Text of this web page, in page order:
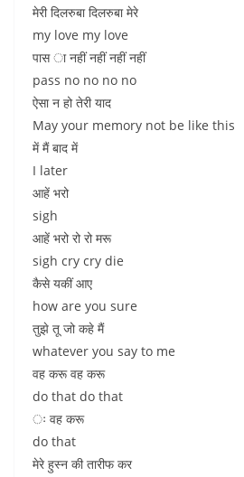
मेरी दिलरुबा दिलरुबा मेरे
my love my love
पास ा नहीं नहीं नहीं नहीं
pass no no no no
ऐसा न हो तेरी याद
May your memory not be like this
में मैं बाद में
I later
आहें भरो
sigh
आहें भरो रो रो मरू
sigh cry cry die
कैसे यकीं आए
how are you sure
तुझे तू जो कहे मैं
whatever you say to me
वह करू वह करू
do that do that
ः वह करू
do that
मेरे हुस्न की तारीफ कर